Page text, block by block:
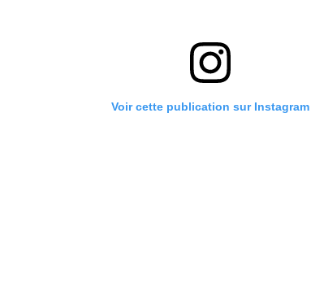
Voir cette publication sur Instagram